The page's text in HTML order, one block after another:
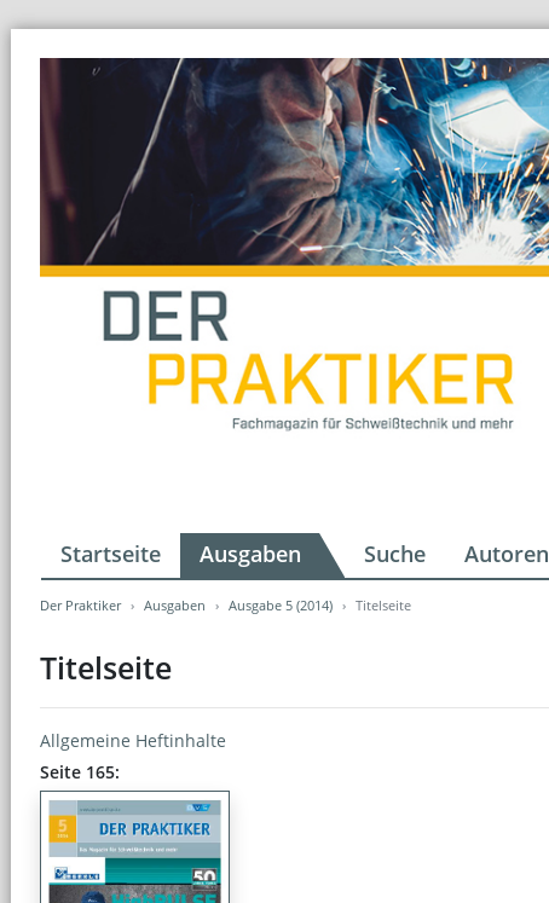
Startseite Ausgaben Suche Autoren
Der Praktiker Ausgaben Ausgabe 5 (2014) Titelseite
Titelseite
Allgemeine Heftinhalte
Seite 165: